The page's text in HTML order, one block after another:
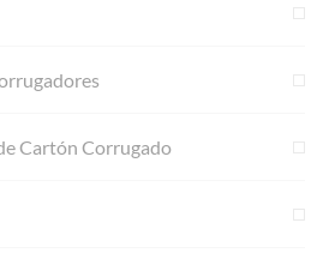
Cartón Corrugado